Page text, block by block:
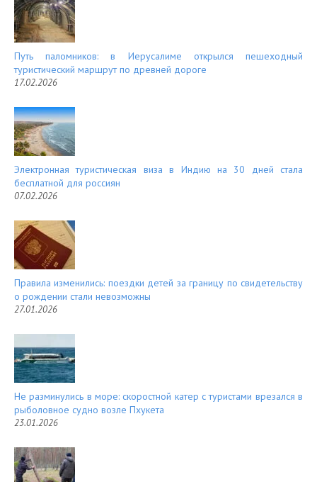
Путь паломников: в Иерусалиме открылся пешеходный
туристический маршрут по древней дороге
17.02.2026
Электронная туристическая виза в Индию на 30 дней стала
бесплатной для россиян
07.02.2026
Правила изменились: поездки детей за границу по свидетельству
о рождении стали невозможны
27.01.2026
Не разминулись в море: скоростной катер с туристами врезался в
рыболовное судно возле Пхукета
23.01.2026